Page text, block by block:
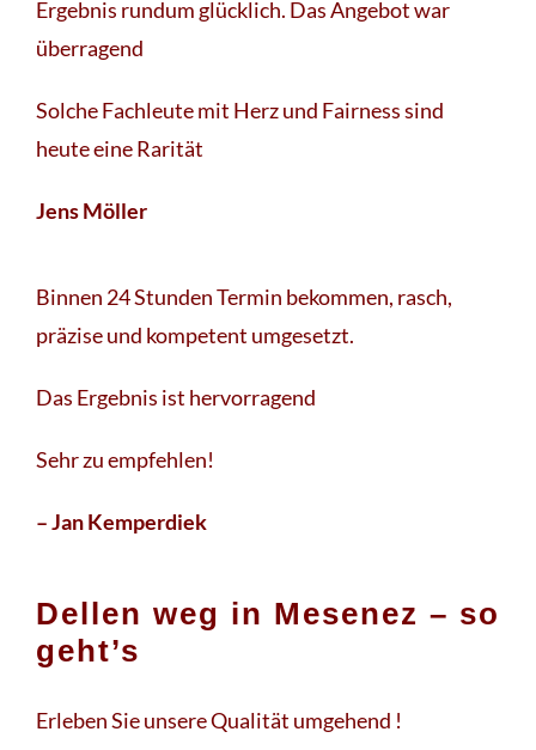
Ergebnis rundum glücklich. Das Angebot war
überragend
Solche Fachleute mit Herz und Fairness sind
heute eine Rarität
Jens Möller
Binnen 24 Stunden Termin bekommen, rasch,
präzise und kompetent umgesetzt.
Das Ergebnis ist hervorragend
Sehr zu empfehlen!
– Jan Kemperdiek
Dellen weg in Mesenez – so
geht’s
Erleben Sie unsere Qualität umgehend !